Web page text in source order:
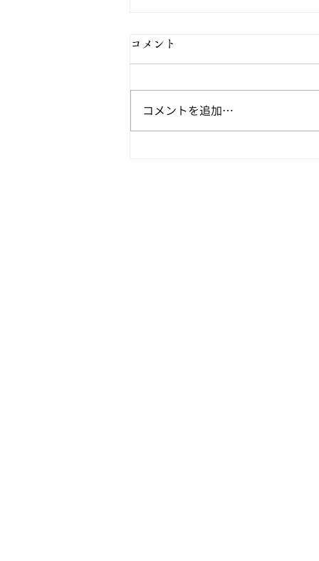
コメント
コメントを追加…